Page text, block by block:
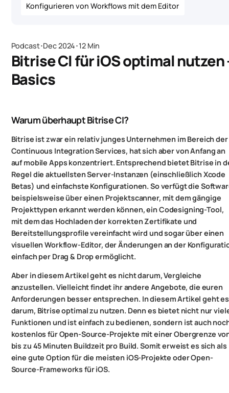
Podcast･Dec 2024･12 Min
Bitrise CI für iOS optimal nutzen
Basics
Warum überhaupt Bitrise CI?
Bitrise ist zwar ein relativ junges Unternehmen im Bereich der
Continuous Integration Services, hat sich aber von Anfang an
auf mobile Apps konzentriert. Entsprechend bietet Bitrise in
Regel die aktuellsten Server-Instanzen (einschließlich Xcode
Betas) und einfachste Konfigurationen. So verfügt die
beispielsweise über einen Projektscanner, mit dem gängige
Projekttypen erkannt werden können, ein Codesigning-Tool,
mit dem das Hochladen der korrekten Zertifikate und
Bereitstellungsprofile vereinfacht wird und sogar über einen
visuellen Workflow-Editor, der Änderungen an der
einfach per Drag & Drop ermöglicht.
Aber in diesem Artikel geht es nicht darum, Vergleiche
anzustellen. Vielleicht findet ihr andere Angebote, die euren
Anforderungen besser entsprechen. In diesem Artikel geht es
darum, Bitrise optimal zu nutzen. Denn es bietet nicht nur
Funktionen und ist einfach zu bedienen, sondern ist auch
kostenlos für Open-Source-Projekte mit einer Obergrenze
bis zu 45 Minuten Buildzeit pro Build. Somit erweist es sich als
eine gute Option für die meisten iOS-Projekte oder Open-
Source-Frameworks für iOS.
Konfigurieren von Workflows mit dem Editor